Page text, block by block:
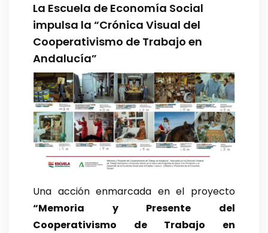
La Escuela de Economía Social
impulsa la “Crónica Visual del
Cooperativismo de Trabajo en
Andalucía”
Una acción enmarcada en el proyecto
“Memoria y Presente del
Cooperativismo de Trabajo en